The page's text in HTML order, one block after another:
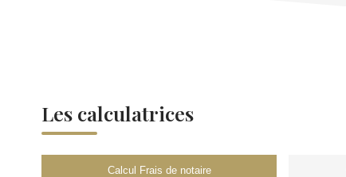
Les calculatrices
Calcul Frais de notaire